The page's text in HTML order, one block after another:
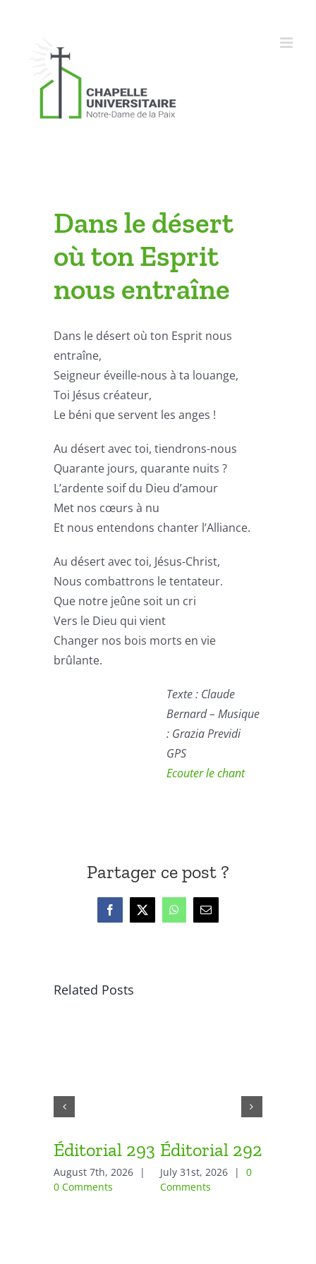
Dans le désert
où ton Esprit
nous entraîne
Dans le désert où ton Esprit nous
entraîne,
Seigneur éveille-nous à ta louange,
Toi Jésus créateur,
Le béni que servent les anges !
Au désert avec toi, tiendrons-nous
Quarante jours, quarante nuits ?
L’ardente soif du Dieu d’amour
Met nos cœurs à nu
Et nous entendons chanter l’Alliance.
Au désert avec toi, Jésus-Christ,
Nous combattrons le tentateur.
Que notre jeûne soit un cri
Vers le Dieu qui vient
Changer nos bois morts en vie
brûlante.
Texte : Claude
Bernard – Musique
: Grazia Previdi
GPS
Ecouter le chant
Partager ce post ?
Facebook
X WhatsAppEmail
Related Posts
Éditorial 293
August 7th, 2026
|
0 Comments
Éditorial 292
July 31st, 2026 |
0
Comments